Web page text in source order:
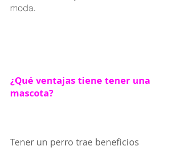
moda.
¿Qué ventajas tiene tener una
mascota?
Tener un perro trae beneficios